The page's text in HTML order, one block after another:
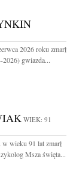
2026 roku zmarł
gwiazda...
WIEK: 91
wieku 91 lat zmarł
Msza święta...